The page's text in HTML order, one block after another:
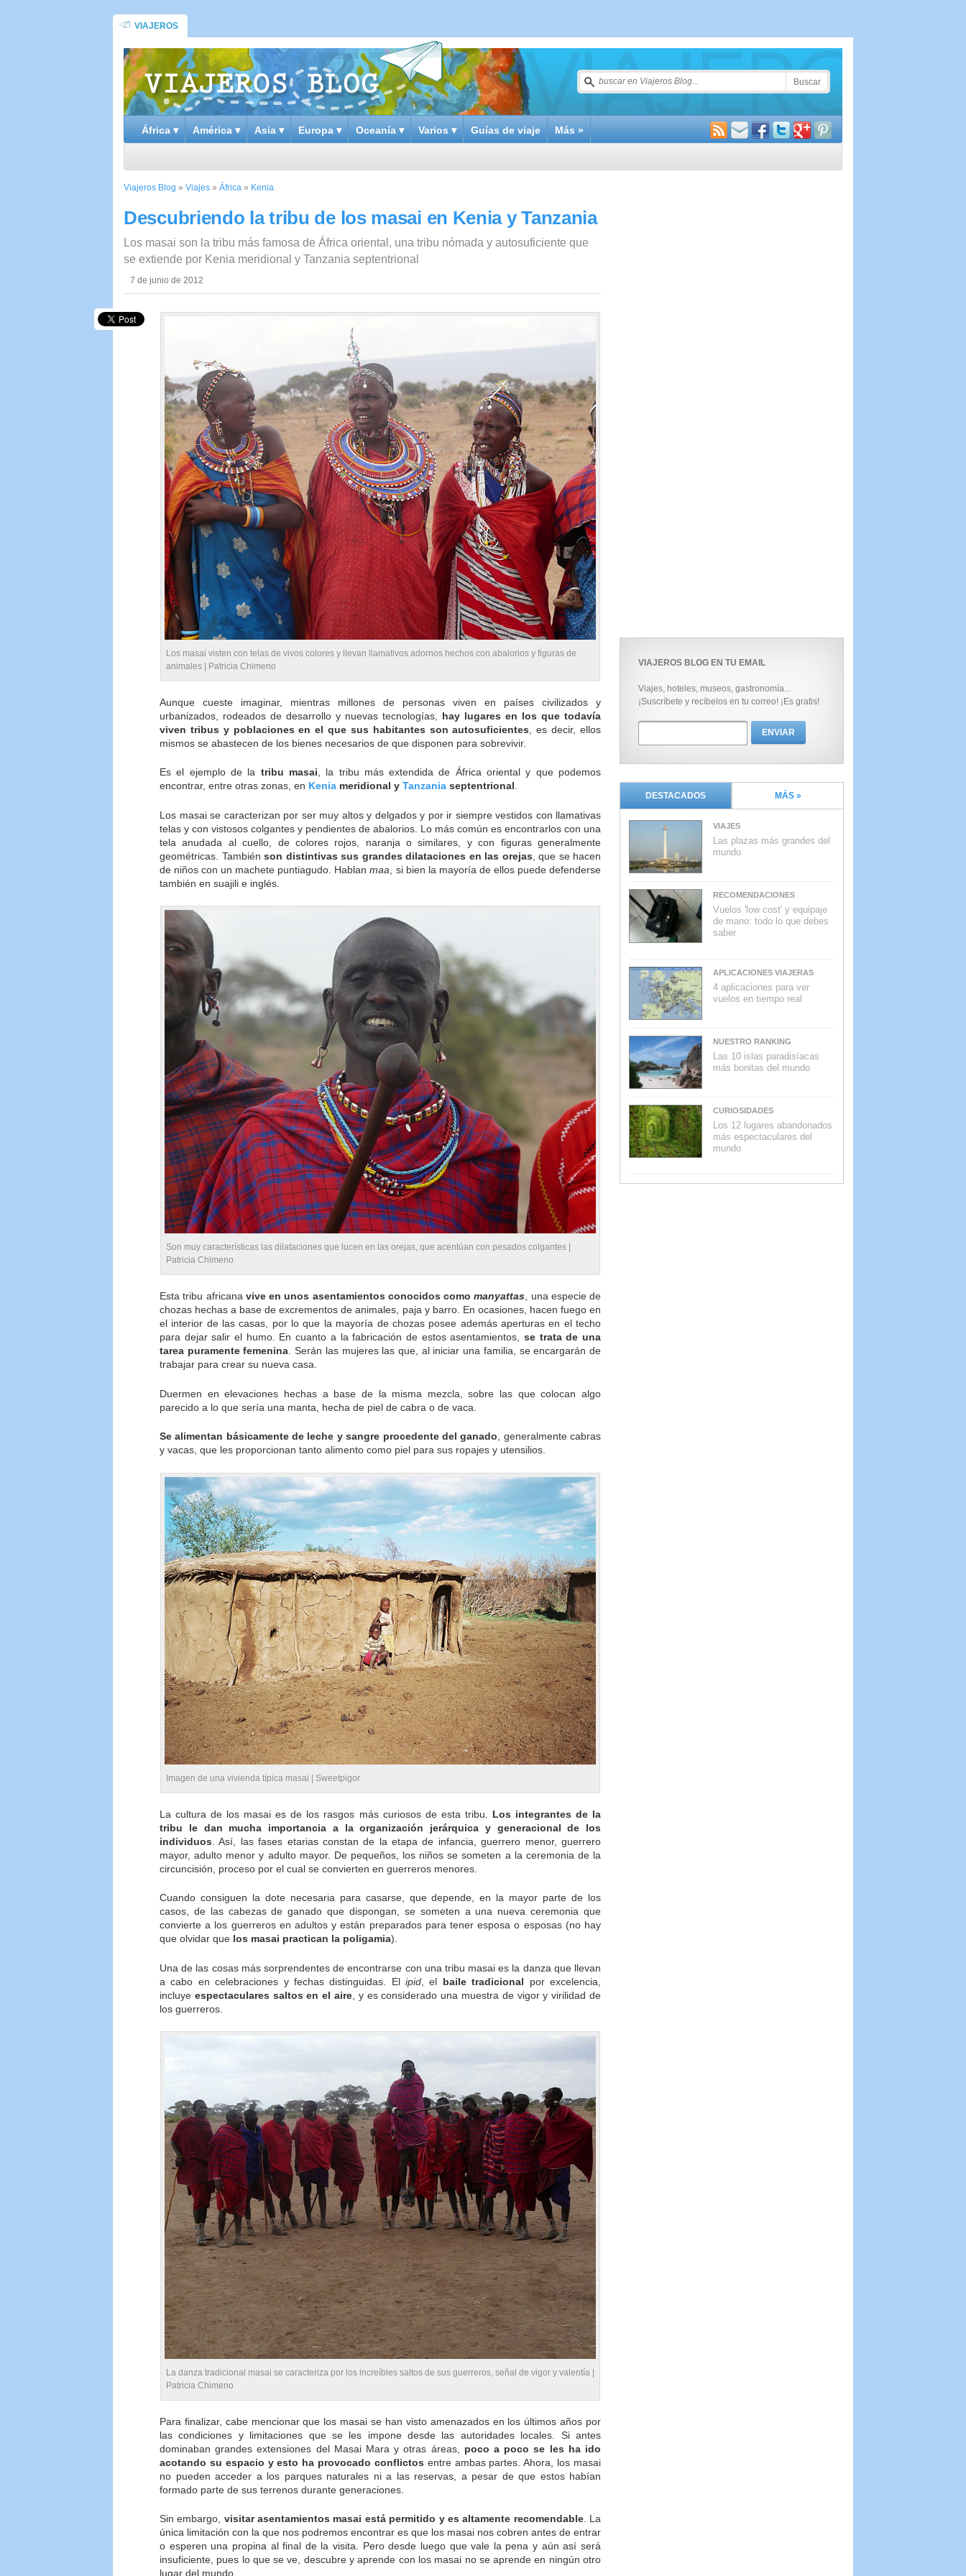
VIAJEROS
África ▾ América ▾ Asia ▾ Europa ▾ Oceanía ▾ Varios ▾ Guías de viaje Más »
Viajeros Blog » Viajes » África » Kenia
Descubriendo la tribu de los masai en Kenia y Tanzania
Los masai son la tribu más famosa de África oriental, una tribu nómada y autosuficiente que
se extiende por Kenia meridional y Tanzania septentrional
7 de junio de 2012
Los masai visten con telas de vivos colores y llevan llamativos adornos hechos con abalorios y figuras de
animales | Patricia Chimeno
Aunque cueste imaginar, mientras millones de personas viven en países civilizados y
urbanizados, rodeados de desarrollo y nuevas tecnologías, hay lugares en los que todavía
viven tribus y poblaciones en el que sus habitantes son autosuficientes , es decir, ellos
mismos se abastecen de los bienes necesarios de que disponen para sobrevivir.
Es el ejemplo de la tribu masai, la tribu más extendida de África oriental y que podemos
encontrar, entre otras zonas, en Kenia meridional y Tanzania septentrional.
Los masai se caracterizan por ser muy altos y delgados y por ir siempre vestidos con llamativas
telas y con vistosos colgantes y pendientes de abalorios. Lo más común es encontrarlos con una
tela anudada al cuello, de colores rojos, naranja o similares, y con figuras generalmente
geométricas. También son distintivas sus grandes dilataciones en las orejas , que se hacen
de niños con un machete puntiagudo. Hablanmaa , si bien la mayoría de ellos puede defenderse
también en suajili e inglés.
Son muy características las dilataciones que lucen en las orejas, que acentúan con pesados colgantes |
Patricia Chimeno
Esta tribu africana vive en unos asentamientos conocidos comomanyattas, una especie de
chozas hechas a base de excrementos de animales, paja y barro. En ocasiones, hacen fuego en
el interior de las casas, por lo que la mayoría de chozas posee además aperturas en el techo
para dejar salir el humo. En cuanto a la fabricación de estos asentamientos, se trata de una
tarea puramente femenina. Serán las mujeres las que, al iniciar una familia, se encargarán de
trabajar para crear su nueva casa.
Duermen en elevaciones hechas a base de la misma mezcla, sobre las que colocan algo
parecido a lo que sería una manta, hecha de piel de cabra o de vaca.
Se alimentan básicamente de leche y sangre procedente del ganado , generalmente cabras
y vacas, que les proporcionan tanto alimento como piel para sus ropajes y utensilios.
Imagen de una vivienda típica masai | Sweetpigor
La cultura de los masai es de los rasgos más curiosos de esta tribu. Los integrantes de la
tribu le dan mucha importancia a la organización jerárquica y generacional de los
individuos . Así, las fases etarias constan de la etapa de infancia, guerrero menor, guerrero
mayor, adulto menor y adulto mayor. De pequeños, los niños se someten a la ceremonia de la
circuncisión, proceso por el cual se convierten en guerreros menores.
Cuando consiguen la dote necesaria para casarse, que depende, en la mayor parte de los
casos, de las cabezas de ganado que dispongan, se someten a una nueva ceremonia que
convierte a los guerreros en adultos y están preparados para tener esposa o esposas (no hay
que olvidar que los masai practican la poligamia).
Una de las cosas más sorprendentes de encontrarse con una tribu masai es la danza que llevan
a cabo en celebraciones y fechas distinguidas. Elipid , el baile tradicional por excelencia,
incluye espectaculares saltos en el aire , y es considerado una muestra de vigor y virilidad de
los guerreros.
La danza tradicional masai se caracteriza por los increíbles saltos de sus guerreros, señal de vigor y valentía |
Patricia Chimeno
Para finalizar, cabe mencionar que los masai se han visto amenazados en los últimos años por
las condiciones y limitaciones que se les impone desde las autoridades locales. Si antes
dominaban grandes extensiones del Masai Mara y otras áreas, poco a poco se les ha ido
acotando su espacio y esto ha provocado conflictos entre ambas partes. Ahora, los masai
no pueden acceder a los parques naturales ni a las reservas, a pesar de que estos habían
formado parte de sus terrenos durante generaciones.
Sin embargo, visitar asentamientos masai está permitido y es altamente recomendable. La
única limitación con la que nos podremos encontrar es que los masai nos cobren antes de entrar
o esperen una propina al final de la visita. Pero desde luego que vale la pena y aún así será
insuficiente, pues lo que se ve, descubre y aprende con los masai no se aprende en ningún otro
lugar del mundo.
VIAJEROS BLOG EN TU EMAIL
Viajes, hoteles, museos, gastronomía...
¡Suscríbete y recíbelos en tu correo! ¡Es gratis!
DESTACADOS MÁS »
VIAJES
Las plazas más grandes del
mundo
RECOMENDACIONES
Vuelos 'low cost' y equipaje
de mano: todo lo que debes
saber
APLICACIONES VIAJERAS
4 aplicaciones para ver
vuelos en tiempo real
NUESTRO RANKING
Las 10 islas paradisíacas
más bonitas del mundo
CURIOSIDADES
Los 12 lugares abandonados
más espectaculares del
mundo